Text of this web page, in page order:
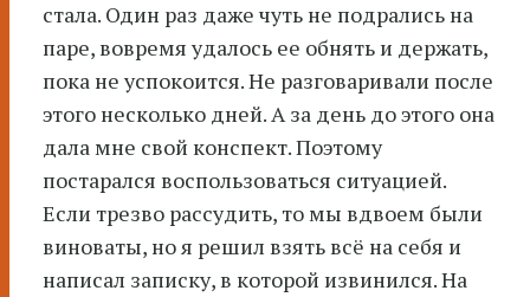
стала. Один раз даже чуть не подрались на
паре, вовремя удалось ее обнять и держать,
пока не успокоится. Не разговаривали после
этого несколько дней. А за день до этого она
дала мне свой конспект. Поэтому
постарался воспользоваться ситуацией.
Если трезво рассудить, то мы вдвоем были
виноваты, но я решил взять всё на себя и
написал записку, в которой извинился. На